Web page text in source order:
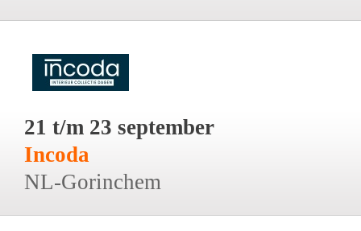
21 t/m 23 september
Incoda
NL-Gorinchem